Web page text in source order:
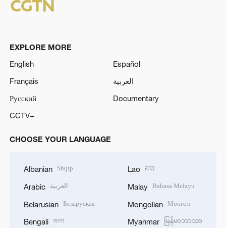
EXPLORE MORE
English
Español
Français
العربية
Русский
Documentary
CCTV+
CHOOSE YOUR LANGUAGE
Albanian Shqip
Arabic العربية
Belarusian Беларуская
Bengali বাংলা
Lao ລາວ
Malay Bahasa Melayu
Mongolian Монгол
Myanmar မြန်မာဘာသာ